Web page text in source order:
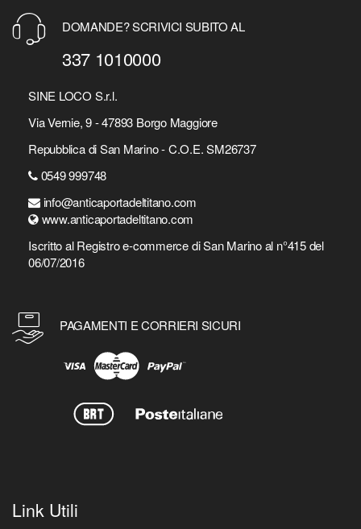
DOMANDE? SCRIVICI SUBITO AL
337 1010000
SINE LOCO S.r.l.
Via Vernie, 9 - 47893 Borgo Maggiore
Repubblica di San Marino - C.O.E. SM26737
0549 999748
info@anticaportadeltitano.com
www.anticaportadeltitano.com
Iscritto al Registro e-commerce di San Marino al n°415 del
06/07/2016
PAGAMENTI E CORRIERI SICURI
Link Utili